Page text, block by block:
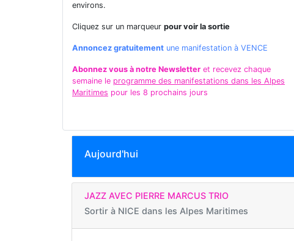
environs.
Cliquez sur un marqueur pour voir la sortie
Annoncez gratuitement une manifestation à VENCE
Abonnez vous à notre Newsletter et recevez chaque
semaine le programme des manifestations dans les Alpes
Maritimes pour les 8 prochains jours
Aujourd'hui
JAZZ AVEC PIERRE MARCUS TRIO
Sortir à NICE dans les Alpes Maritimes